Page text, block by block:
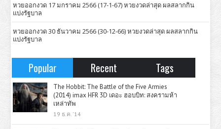
หวยออกงวด 17 มกราคม 2566 (17-1-67) หวยงวดล่าสุด ผลสลากกิน
แบ่งรัฐบาล
หวยออกงวด 30 ธันวาคม 2566 (30-12-66) หวยงวดล่าสุด ผลสลากกิน
แบ่งรัฐบาล
Popular Recent Tags
The Hobbit: The Battle of the Five Armies
(2014) imax HFR 3D เดอะ ฮอบบิท: สงครามห้า
เหล่าทัพ
19 ธ.ค. '14